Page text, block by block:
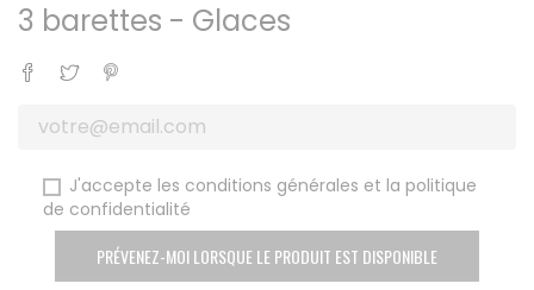
3 barettes - Glaces
Partager
Tweet
J'accepte les conditions générales et la politique
de confidentialité
PRÉVENEZ-MOI LORSQUE LE PRODUIT EST DISPONIBLE